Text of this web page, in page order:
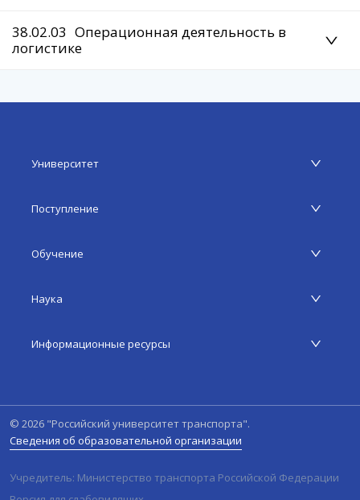
38.02.03 Операционная деятельность в
логистике
Университет
Поступление
Обучение
Наука
Информационные ресурсы
© 2026 "Российский университет транспорта".
Сведения об образовательной организации
Учредитель: Министерство транспорта Российской Федерации